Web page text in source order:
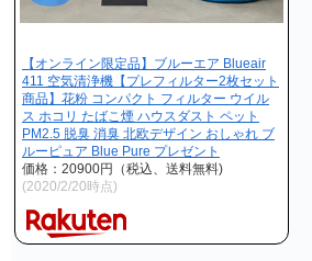
【オンライン限定品】ブルーエア Blueair
411 空気清浄機【プレフィルター2枚セット
商品】花粉 コンパクト フィルター ウイル
ス ホコリ たばこ煙 ハウスダスト ペット
PM2.5 脱臭 消臭 北欧デザイン おしゃれ ブ
ルーピュア Blue Pure プレゼント
価格：20900円（税込、送料無料)
(2020/2/20時点)